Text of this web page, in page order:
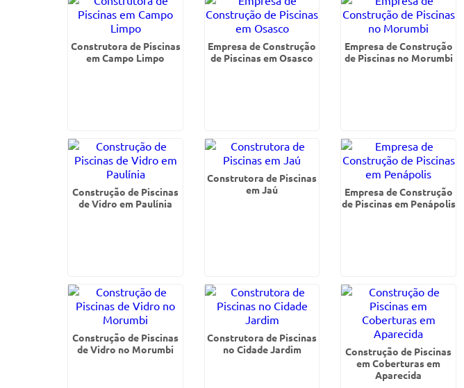
Construtora de Piscinas
em Campo Limpo
Empresa de Construção
de Piscinas em Osasco
Empresa de Construção
de Piscinas no Morumbi
Construção de Piscinas
de Vidro em Paulínia
Construtora de Piscinas
em Jaú
Empresa de Construção
de Piscinas em Penápolis
Construção de Piscinas
de Vidro no Morumbi
Construtora de Piscinas
no Cidade Jardim
Construção de Piscinas
em Coberturas em
Aparecida